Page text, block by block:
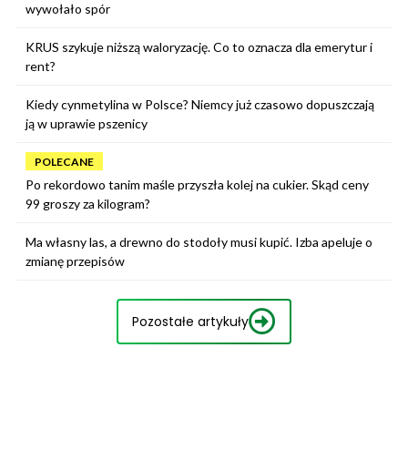
wywołało spór
KRUS szykuje niższą waloryzację. Co to oznacza dla emerytur i
rent?
Kiedy cynmetylina w Polsce? Niemcy już czasowo dopuszczają
ją w uprawie pszenicy
POLECANE
Po rekordowo tanim maśle przyszła kolej na cukier. Skąd ceny
99 groszy za kilogram?
Ma własny las, a drewno do stodoły musi kupić. Izba apeluje o
zmianę przepisów
Pozostałe artykuły